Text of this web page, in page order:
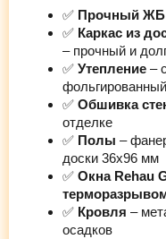
✅ Прочный ЖБ
✅ Каркас из
– прочный и
✅ Утепление –
✅ Обшивка
отделке
✅ Полы –
доски 36х96 мм
✅ Окна Rehau
✅ Кровля –
осадков